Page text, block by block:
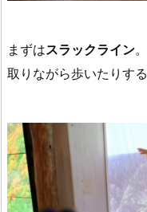
まずはスラックライン
取りながら歩いたりする